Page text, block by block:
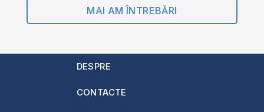
MAI AM ÎNTREBĂRI
DESPRE
CONTACTE